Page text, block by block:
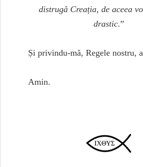
distrugă Creația, de aceea
drastic.”
Și privindu-mă, Regele nostru,
Amin.